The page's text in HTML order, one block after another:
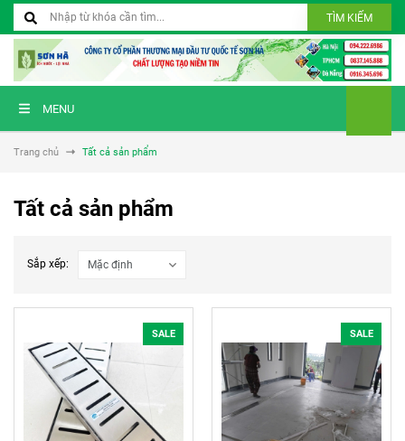
TÌM KIẾM
MENU
Trang chủ Tất cả sản phẩm
Tất cả sản phẩm
Sắp xếp:
SALE SALE